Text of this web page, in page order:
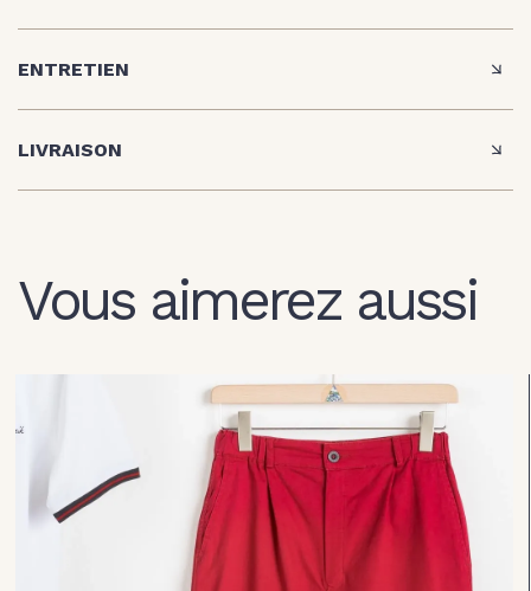
ENTRETIEN
LIVRAISON
Vous aimerez aussi